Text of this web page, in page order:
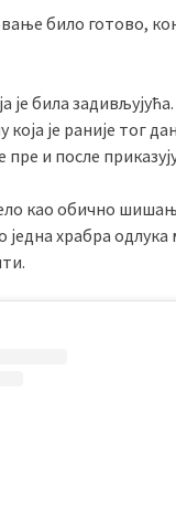
било готово,
је била
која је раније тог
и после
као обично
једна храбра